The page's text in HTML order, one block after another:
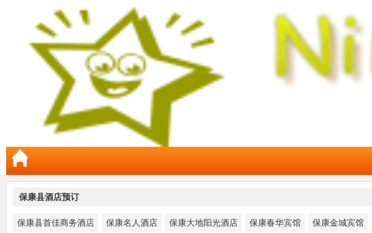
保康县酒店预订
保康县首佳商务酒店 保康名人酒店 保康大地阳光酒店 保康春华宾馆 保康金城宾馆